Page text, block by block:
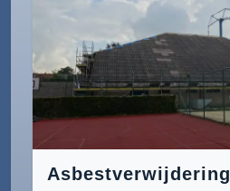
Asbestverwijdering